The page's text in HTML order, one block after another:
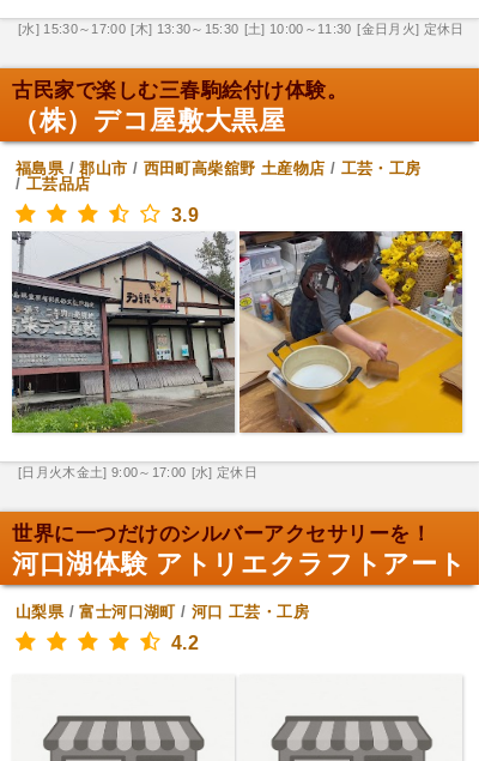
[水] 15:30～17:00 [木] 13:30～15:30 [土] 10:00～11:30 [金日月火] 定休日
古民家で楽しむ三春駒絵付け体験。
（株）デコ屋敷大黒屋
福島県/郡山市 / 西田町高柴舘野 土産物店 / 工芸・工房
/ 工芸品店
3.9
[日月火木金土] 9:00～17:00 [水] 定休日
世界に一つだけのシルバーアクセサリーを！
河口湖体験 アトリエクラフトアート
山梨県/富士河口湖町/ 河口 工芸・工房
4.2